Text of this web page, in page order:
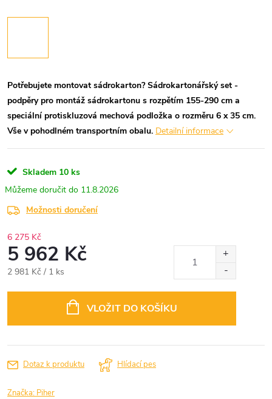
Potřebujete montovat sádrokarton? Sádrokartonářský set -
podpěry pro montáž sádrokartonu s rozpětím 155-290 cm a
speciální protiskluzová mechová podložka o rozměru 6 x 35 cm.
Vše v pohodlném transportním obalu. Detailní informace
Skladem 10 ks
11.8.2026
Možnosti doručení
6 275 Kč
5 962 Kč
Měrná
2 981 Kč / 1 ks
VLOŽIT DO KOŠÍKU
Dotaz k produktu Hlídací pes
Značka: Piher